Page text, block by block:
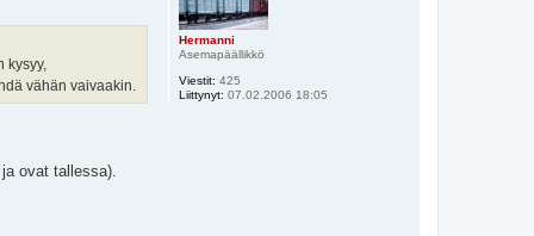
Hermanni
Asemapäällikkö
Viestit: 425
Liittynyt: 07.02.2006 18:05
kysyy,
vähän vaivaakin.
ovat tallessa).